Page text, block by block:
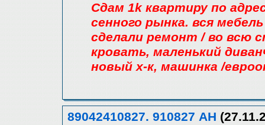
Сдам 1k квартиру по
сенного рынка. вся
сделали ремонт / во всю
кровать, маленький
новый х-к, машинка /
89042410827. 910827 АН